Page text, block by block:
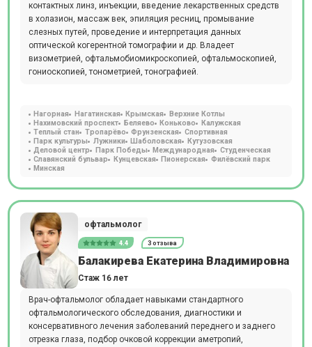
контактных линз, инъекции, введение лекарственных средств
в холазион, массаж век, эпиляция ресниц, промывание
слезных путей, проведение и интерпретация данных
оптической когерентной томографии и др. Владеет
визометрией, офтальмобиомикроскопией, офтальмоскопией,
гониоскопией, тонометрией, тонографией.
Нагорная Нагатинская Крымская
Верхние Котлы
Нахимовский проспект
Беляево Коньково
Калужская
Теплый стан
Тропарёво Фрунзенская
Спортивная
Парк культуры
Лужники Шаболовская
Кутузовская
Деловой центр
Парк Победы Международная
Студенческая
Славянский бульвар
Кунцевская Пионерская
Филёвский парк
Минская
офтальмолог
4.4 3 отзыва
Балакирева Екатерина Владимировна
Стаж 16 лет
Врач-офтальмолог обладает навыками стандартного
офтальмологического обследования, диагностики и
консервативного лечения заболеваний переднего и заднего
отрезка глаза, подбор очковой коррекции аметропий,